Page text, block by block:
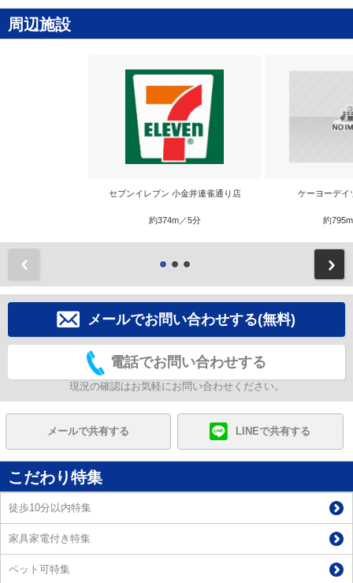
周辺施設
セブンイレブン 小金井連雀通り店
約374m／5分
ケーヨーデイ
約
メールでお問い合わせする(無料)
電話でお問い合わせする
現況の確認はお気軽にお問い合わせください。
メールで共有する LINEで共有する
こだわり特集
徒歩10分以内特集
家具家電付き特集
ペット可特集